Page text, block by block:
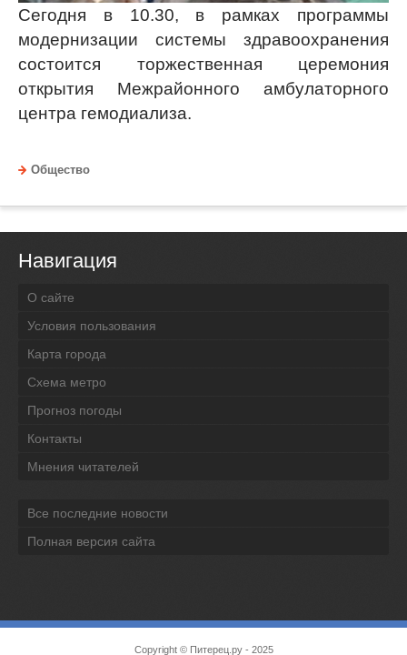
Сегодня в 10.30, в рамках программы
модернизации системы здравоохранения
состоится торжественная церемония
открытия Межрайонного амбулаторного
центра гемодиализа.
Общество
Навигация
О сайте
Условия пользования
Карта города
Схема метро
Прогноз погоды
Контакты
Мнения читателей
Все последние новости
Полная версия сайта
Copyright © Питерец.ру- 2025